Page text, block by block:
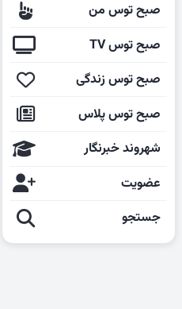
صبح توس من
صبح توس TV
صبح توس زندگی
صبح توس پلاس
شهروند خبرنگار
عضویت
جستجو